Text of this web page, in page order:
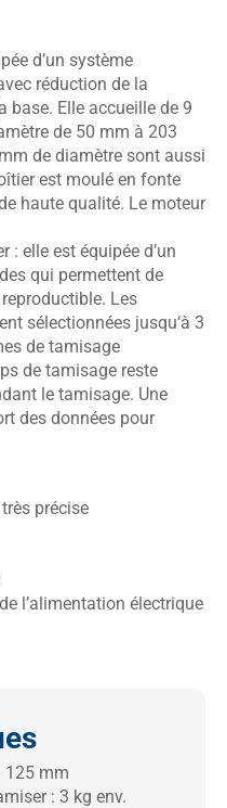
d’un système
réduction de la
Elle accueille de 9
de 50 mm à 203
de diamètre sont aussi
est moulé en fonte
haute qualité. Le moteur
: elle est équipée d’un
qui permettent de
Les
sélectionnées jusqu‘à 3
de tamisage
de tamisage reste
le tamisage. Une
des données pour
précise
l’alimentation électrique
125 mm
: 3 kg env.